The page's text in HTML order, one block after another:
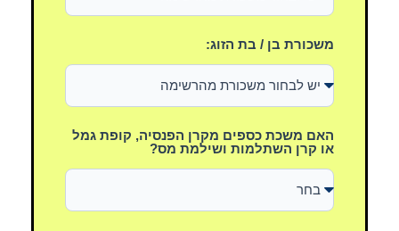
משכורת בן / בת הזוג:
האם משכת כספים מקרן הפנסיה, קופת גמל
או קרן השתלמות ושילמת מס?